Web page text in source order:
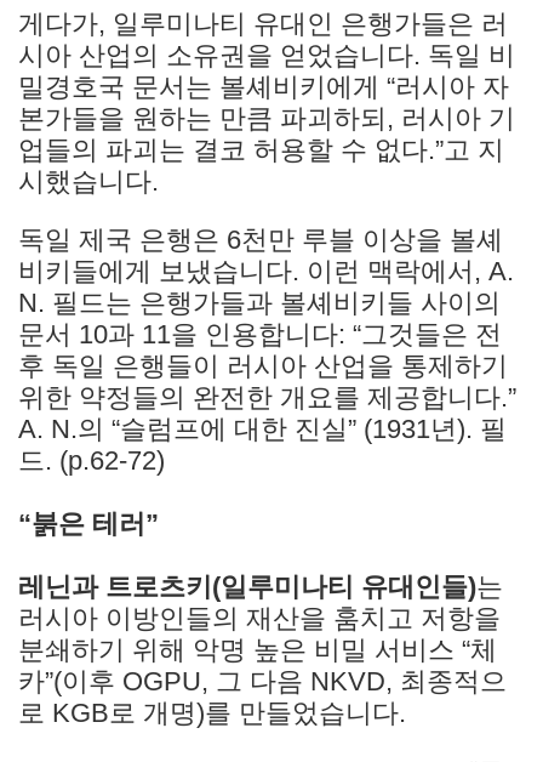
게다가, 일루미나티 유대인 은행가들은 러
시아 산업의 소유권을 얻었습니다. 독일 비
밀경호국 문서는 볼셰비키에게 “러시아 자
본가들을 원하는 만큼 파괴하되, 러시아 기
업들의 파괴는 결코 허용할 수 없다.”고 지
시했습니다.
독일 제국 은행은 6천만 루블 이상을 볼셰
비키들에게 보냈습니다. 이런 맥락에서, A.
N. 필드는 은행가들과 볼셰비키들 사이의
문서 10과 11을 인용합니다: “그것들은 전
후 독일 은행들이 러시아 산업을 통제하기
위한 약정들의 완전한 개요를 제공합니다.”
A. N.의 “슬럼프에 대한 진실” (1931년). 필
드. (p.62-72)
“붉은 테러”
레닌과 트로츠키(일루미나티 유대인들)는
러시아 이방인들의 재산을 훔치고 저항을
분쇄하기 위해 악명 높은 비밀 서비스 “체
카”(이후 OGPU, 그 다음 NKVD, 최종적으
로 KGB로 개명)를 만들었습니다.